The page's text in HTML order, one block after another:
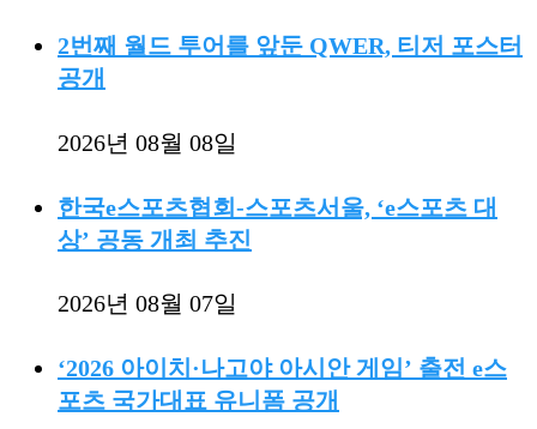
2번째 월드 투어를 앞둔 QWER, 티저 포스터
공개
2026년 08월 08일
한국e스포츠협회-스포츠서울, ‘e스포츠 대
상’ 공동 개최 추진
2026년 08월 07일
‘2026 아이치·나고야 아시안 게임’ 출전 e스
포츠 국가대표 유니폼 공개